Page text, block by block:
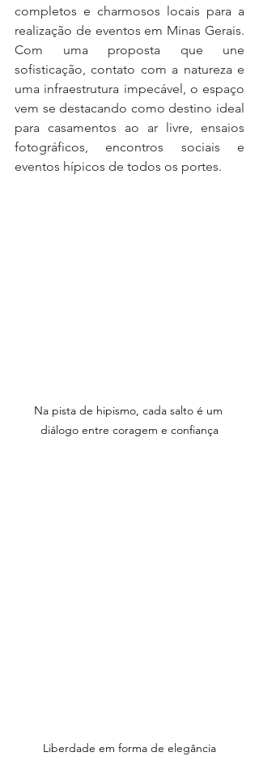
completos e charmosos locais para a
realização de eventos em Minas Gerais.
Com uma proposta que une
sofisticação, contato com a natureza e
uma infraestrutura impecável, o espaço
vem se destacando como destino ideal
para casamentos ao ar livre, ensaios
fotográficos, encontros sociais e
eventos hípicos de todos os portes.
Na pista de hipismo, cada salto é um
diálogo entre coragem e confiança
Liberdade em forma de elegância